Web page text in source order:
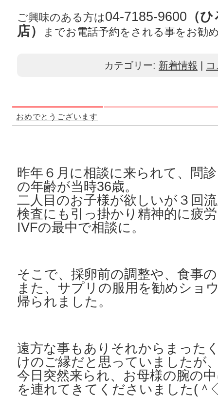
ご興味のある方は04-7185-9600 （
店）
までお電話予約をされる事をお勧
カテゴリー: 新着情報
おめでとうございます
昨年６月に相談に来られて、問
の年齢が当時36歳。
二人目のお子様が欲しいが３回
検査にも引っ掛かり精神的に疲
IVFの最中で相談に。
そこで、採卵前の調整や、食事
また、サプリの服用を勧めショ
帰られました。
遠方な事もありそれからまった
けのご縁だと思っていましたが
今日突然来られ、お母様の腕の
を連れてきてくださいました(